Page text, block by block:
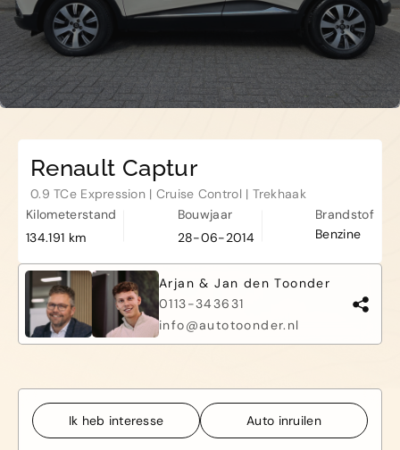
Haamstede
De Roterij 5 4328 BB Burgh-
Renault Captur
0.9 TCe Expression | Cruise Control | Trekhaak
Kilometerstand
134.191 km
Bouwjaar
28-06-2014
Brandstof
Benzine
Arjan & Jan den Toonder
0113-343631
info@autotoonder.nl
Ik heb interesse Auto inruilen